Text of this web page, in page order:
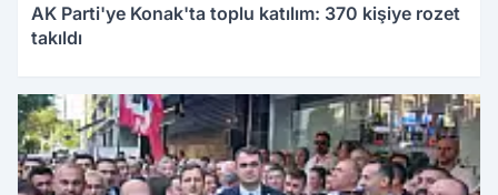
AK Parti'ye Konak'ta toplu katılım: 370 kişiye rozet
takıldı